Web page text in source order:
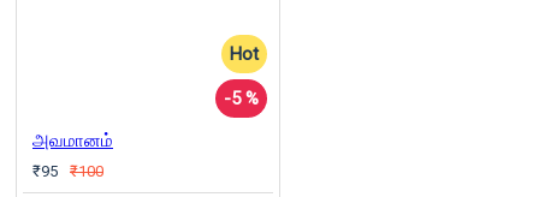
Hot
-5 %
அவமானம்
₹95 ₹100